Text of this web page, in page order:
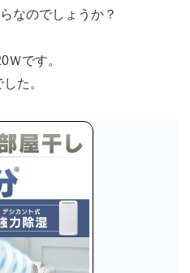
なのでしょうか？
Ｗです。
した。